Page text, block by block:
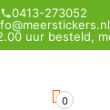
0413-273052
uur besteld,
0